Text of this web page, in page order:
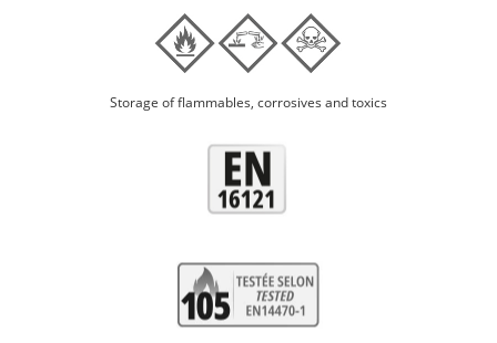
Storage of flammables, corrosives and toxics